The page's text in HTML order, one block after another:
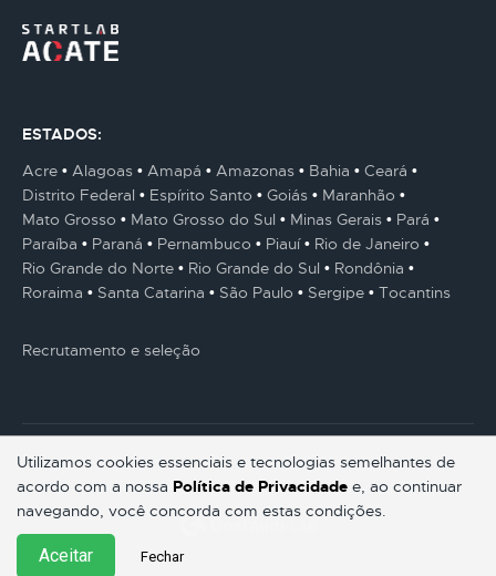
Utilizamos cookies essenciais e tecnologias semelhantes de
acordo com a nossa Política de Privacidade e, ao continuar
navegando, você concorda com estas condições.
Aceitar Fechar
ESTADOS:
Acre
Alagoas Amapá Amazonas Bahia
Ceará
Distrito Federal
Espírito Santo Goiás
Maranhão
Mato Grosso
Mato Grosso do Sul Minas Gerais
Pará
Paraíba
Paraná Pernambuco Piauí
Rio de Janeiro
Rio Grande do Norte
Rio Grande do Sul
Rondônia
Roraima
Santa Catarina São Paulo Sergipe Tocantins
Recrutamento e seleção
© Gestaum Lab ® Todos os direitos reservados.